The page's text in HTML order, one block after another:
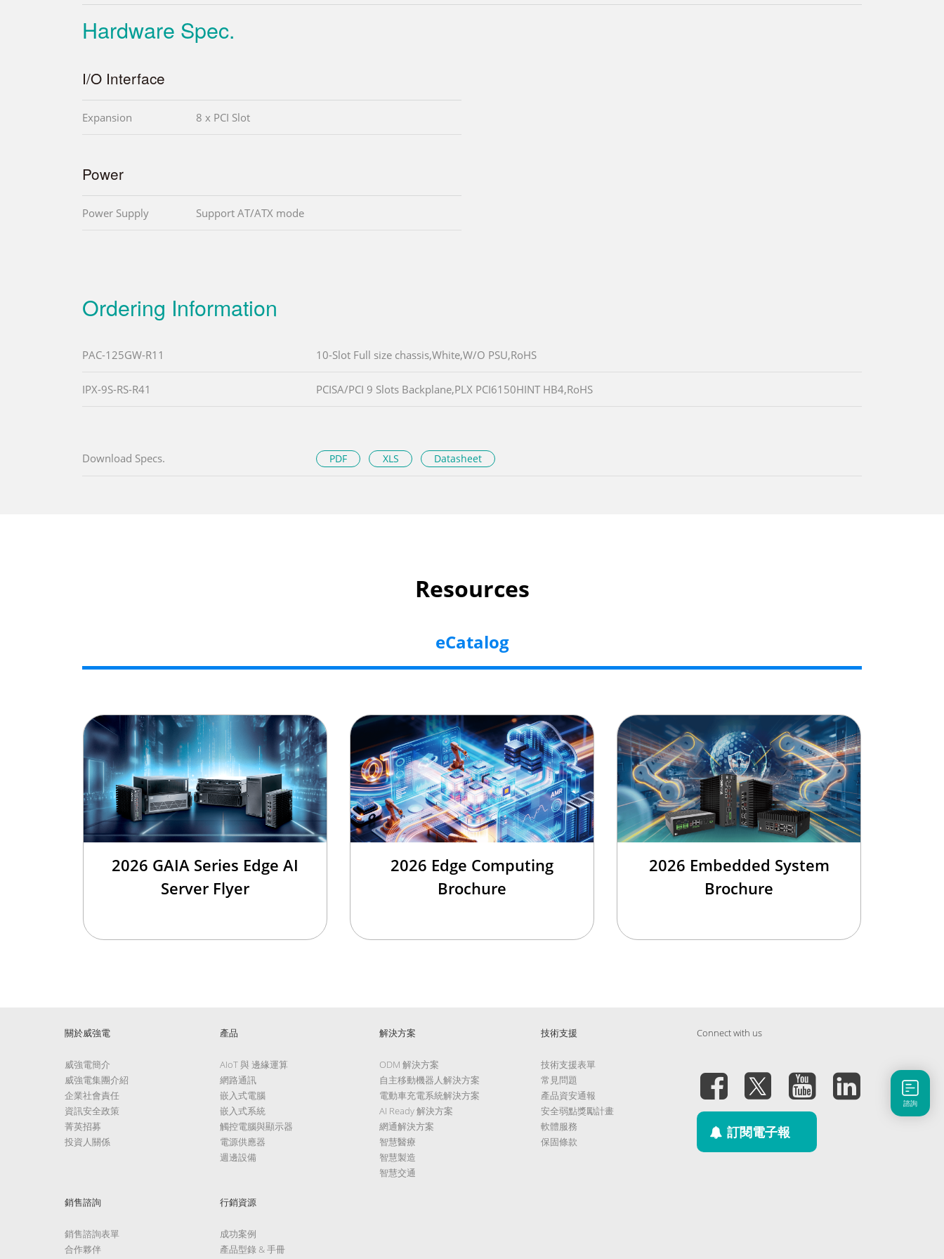
Hardware Spec.
I/O Interface
Expansion 8 x PCI Slot
Power
Power Supply Support AT/ATX mode
Ordering Information
PAC-125GW-R11 10-Slot Full size chassis,White,W/O PSU,RoHS
IPX-9S-RS-R41 PCISA/PCI 9 Slots Backplane,PLX PCI6150HINT HB4,RoHS
Download Specs. PDF XLS Datasheet
Resources
eCatalog
2026 GAIA Series Edge AI
Server Flyer
2026 Edge Computing
Brochure
2026 Embedded System
Brochure
關於威強電
威強電簡介
威強電集團介紹
企業社會責任
資訊安全政策
菁英招募
投資人關係
產品
AIoT 與 邊緣運算
網路通訊
嵌入式電腦
嵌入式系統
觸控電腦與顯示器
電源供應器
週邊設備
解決方案
ODM 解決方案
自主移動機器人解決方案
電動車充電系統解決方案
AI Ready 解決方案
網通解決方案
智慧醫療
智慧製造
智慧交通
技術支援
技術支援表單
常見問題
產品資安通報
安全弱點獎勵計畫
軟體服務
保固條款
銷售諮詢
銷售諮詢表單
合作夥伴
行銷資源
成功案例
產品型錄 & 手冊
Connect with us
訂閱電子報
諮詢